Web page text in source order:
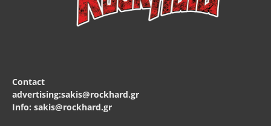
Contact
advertising:sakis@rockhard.gr
Info: sakis@rockhard.gr